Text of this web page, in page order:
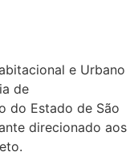
e Urbano
de
do Estado de São
direcionado aos